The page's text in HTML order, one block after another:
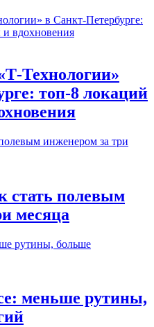
Технологии»
топ-8 локаций
стать полевым
месяца
меньше рутины,